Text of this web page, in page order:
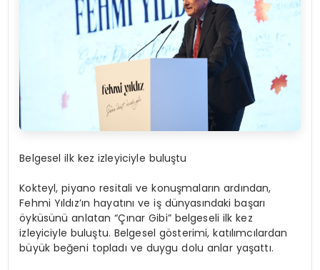
Belgesel ilk kez izleyiciyle buluştu
Kokteyl, piyano resitali ve konuşmaların ardından,
Fehmi Yıldız’ın hayatını ve iş dünyasındaki başarı
öyküsünü anlatan “Çınar Gibi” belgeseli ilk kez
izleyiciyle buluştu. Belgesel gösterimi, katılımcılardan
büyük beğeni topladı ve duygu dolu anlar yaşattı.